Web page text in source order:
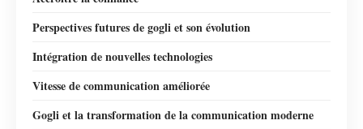
Perspectives futures de gogli et son évolution
Intégration de nouvelles technologies
Vitesse de communication améliorée
Gogli et la transformation de la communication moderne